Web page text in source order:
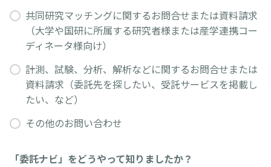
共同研究マッチングに関するお問合せまたは資料請求
（大学や国研に所属する研究者様または産学連携コー
ディネータ様向け）
計測、試験、分析、解析などに関するお問合せまたは
資料請求（委託先を探したい、受託サービスを掲載し
たい、など）
その他のお問い合わせ
「委託ナビ」をどうやって知りましたか？